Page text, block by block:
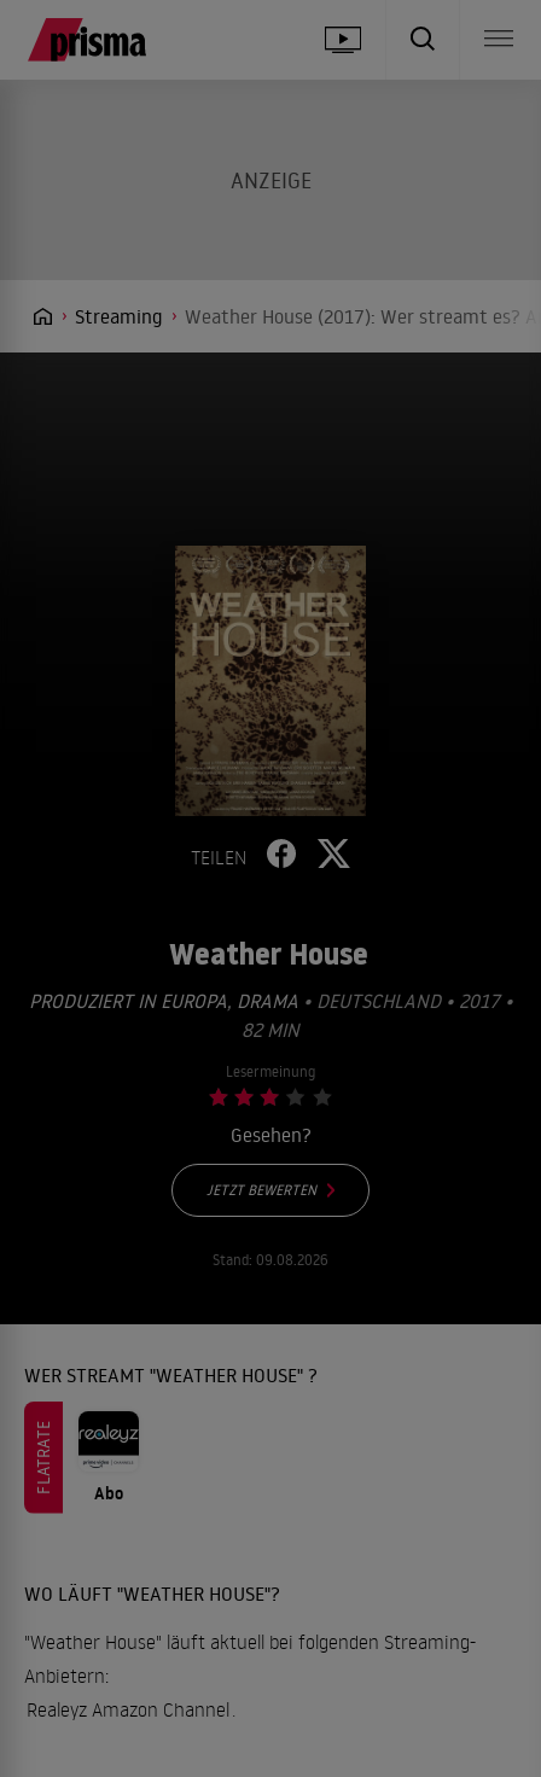
Streaming Weather House (2017): Wer streamt es?
TEILEN
Weather House
PRODUZIERT IN EUROPA, DRAMA • DEUTSCHLAND • 2017 •
82 MIN
Lesermeinung
Gesehen?
JETZT BEWERTEN
Stand: 09.08.2026
WER STREAMT "WEATHER HOUSE" ?
FLATRATE Abo
WO LÄUFT "WEATHER HOUSE"?
"Weather House" läuft aktuell bei folgenden Streaming-
Anbietern:
Realeyz Amazon Channel